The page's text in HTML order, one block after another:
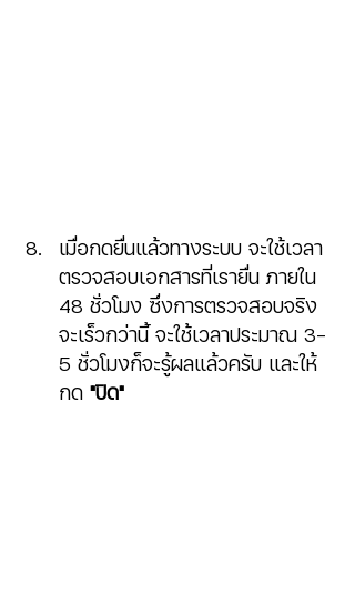
เมื่อกดยื่นแล้วทางระบบ จะใช้เวลา
ตรวจสอบเอกสารที่เรายื่น ภายใน
48 ชั่วโมง ซึ่งการตรวจสอบจริง
จะเร็วกว่านี้ จะใช้เวลาประมาณ 3-
5 ชั่วโมงก็จะรู้ผลแล้วครับ และให้
กด "ปิด"